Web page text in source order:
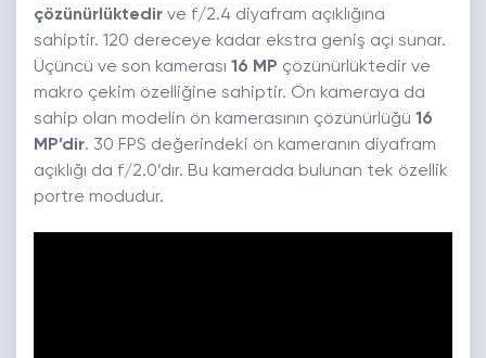
çözünürlüktedir ve f/2.4 diyafram açıklığına
sahiptir. 120 dereceye kadar ekstra geniş açı sunar.
Üçüncü ve son kamerası 16 MP çözünürlüktedir ve
makro çekim özelliğine sahiptir. Ön kameraya da
sahip olan modelin ön kamerasının çözünürlüğü 16
MP’dir. 30 FPS değerindeki ön kameranın diyafram
açıklığı da f/2.0’dır. Bu kamerada bulunan tek özellik
portre modudur.